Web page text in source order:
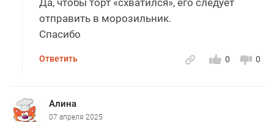
отправить в морозильник.
Спасибо
0
0
Ответить
Алина
07 апреля 2025